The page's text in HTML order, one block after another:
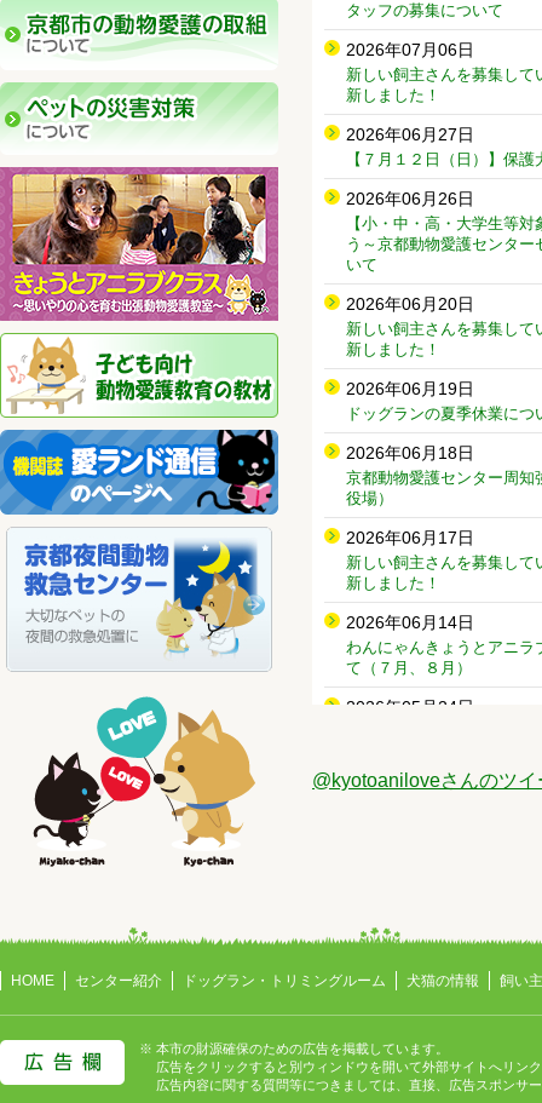
タッフの募集について
2026年07月06日
新しい飼主さんを募集して
新しました！
2026年06月27日
【７月１２日（日）】保
2026年06月26日
【小・中・高・大学生等
う～京都動物愛護センタ
いて
2026年06月20日
新しい飼主さんを募集して
新しました！
2026年06月19日
ドッグランの夏季休業につ
2026年06月18日
京都動物愛護センター周知
役場）
2026年06月17日
新しい飼主さんを募集して
新しました！
2026年06月14日
わんにゃんきょうとアニラ
て（７月、８月）
2026年05月24日
2026年05月22日
2026年05月18日
新しました！
2026年05月10日
@kyotoaniloveさんのツイ
HOME センター紹介 ドッグラン・トリミングルーム 犬猫の情報 飼い
※ 本市の財源確保のための広告を掲載しています。
広告をクリックすると別ウィンドウを開いて外部サイトへリン
広告内容に関する質問等につきましては、直接、広告スポンサ